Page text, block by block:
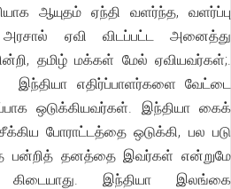
ஆயுதம் ஏந்தி வளர்ந்த, வளர்ப்பு
அரசால் ஏவி விடப்பட்ட அனைத்து
தமிழ் மக்கள் மேல் ஏவியவர்கள்;.
இந்தியா எதிர்ப்பாளர்களை வேட்டை
ஒடுக்கியவர்கள். இந்தியா கைக்
போராட்டத்தை ஒடுக்கி, பல படு
பன்றித் தனத்தை இவர்கள் என்றுமே
கிடையாது. இந்தியா இலங்கை